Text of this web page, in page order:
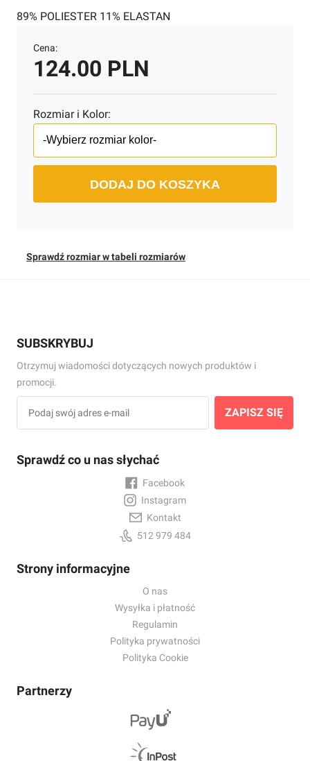
89% POLIESTER 11% ELASTAN
Cena:
124.00 PLN
Rozmiar i Kolor:
DODAJ DO KOSZYKA
Sprawdź rozmiar w tabeli rozmiarów
Sprawdź co u nas słychać
Facebook
Instagram
Kontakt
512 979 484
Strony informacyjne
O nas
Wysyłka i płatność
Regulamin
Polityka prywatności
Polityka Cookie
Partnerzy
SUBSKRYBUJ
Otrzymuj wiadomości dotyczących nowych produktów i
promocji.
ZAPISZ SIĘ